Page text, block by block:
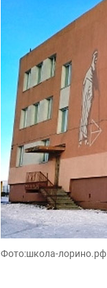
Фото:школа-лорино.рф